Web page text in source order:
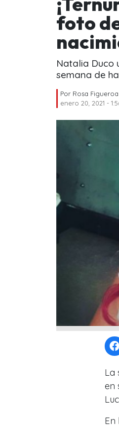
foto
Natalia Duco
semana de
Por Rosa Figueroa
enero 20, 2021 -
La
en
En